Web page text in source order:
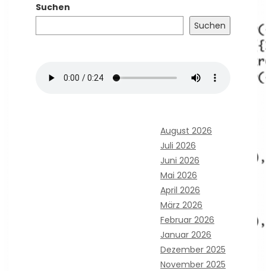
Suchen
Suchen
August 2026
Juli 2026
Juni 2026
Mai 2026
April 2026
März 2026
Februar 2026
Januar 2026
Dezember 2025
November 2025